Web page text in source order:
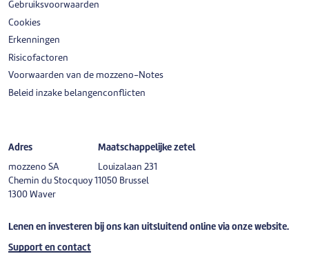
Gebruiksvoorwaarden
Cookies
Erkenningen
Risicofactoren
Voorwaarden van de mozzeno-Notes
Beleid inzake belangenconflicten
Adres
mozzeno SA
Chemin du Stocquoy 1
1300 Waver
Maatschappelijke zetel
Louizalaan 231
1050 Brussel
Lenen en investeren bij ons kan uitsluitend online via onze website.
Support en contact